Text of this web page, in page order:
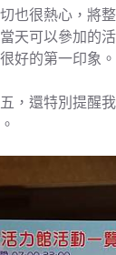
也很熱心，將
天可以參加的
好的第一印象。
，還特別提醒